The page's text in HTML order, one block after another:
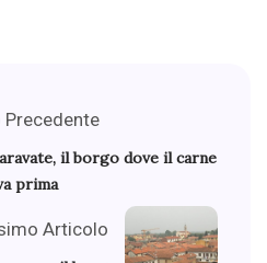
il borgo dove il carne
prima
Articolo